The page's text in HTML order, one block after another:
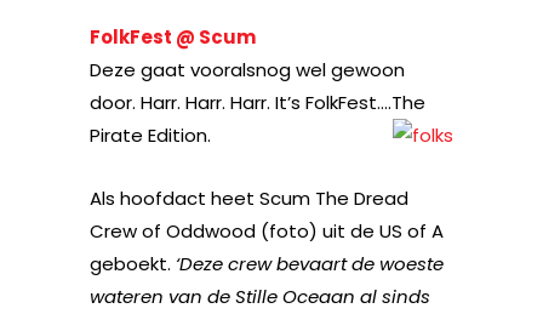
FolkFest @ Scum
Deze gaat vooralsnog wel gewoon
door. Harr. Harr. Harr. It’s FolkFest….The
Pirate Edition.
Als hoofdact heet Scum The Dread
Crew of Oddwood (foto) uit de US of A
geboekt. ‘Deze crew bevaart de woeste
wateren van de Stille Oceaan al sinds